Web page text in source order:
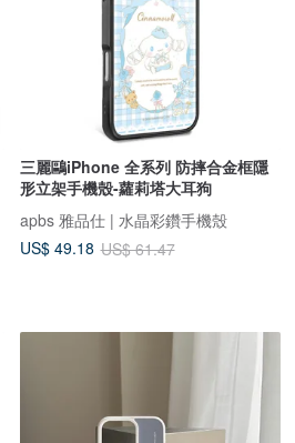
三麗鷗iPhone 全系列 防摔合金框隱
形立架手機殼-蘿莉塔大耳狗
apbs 雅品仕 | 水晶彩鑽手機殼
US$ 49.18 US$ 61.47